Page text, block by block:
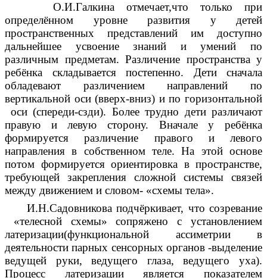
О.И.Галкина отмечает,что только при
определённом уровне развития у детей
пространственных представлений им доступно
дальнейшее усвоение знаний и умений по
различным предметам. Различение пространства у
ребёнка складывается постепенно. Дети сначала
обладевают различением направлений по
вертикальной оси (вверх-вниз) и по горизонтальной
оси (спереди-сзди). Более трудно дети различают
правую и левую сторону. Вначале у ребёнка
формируется различение правого и левого
направления в собственном теле. На этой основе
потом формируется ориентировка в пространстве,
требующей закрепления сложной системы связей
между движением и словом- «схемы тела».
И.Н.Садовникова подчёркивает, что созревание
«телесной схемы» сопряжено с установлением
латеризации(функциональной ассиметрии в
деятельности парных сенсорных органов -выделение
ведущей руки, ведущего глаза, ведущего уха).
Процесс латеризации является показателем